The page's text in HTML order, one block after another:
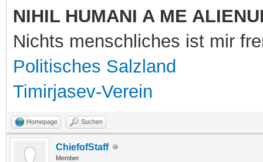
NIHIL HUMANI A ME
Nichts menschliches ist mir
Politisches Salzland
Timirjasev-Verein
Homepage Suchen
ChiefofStaff
Member